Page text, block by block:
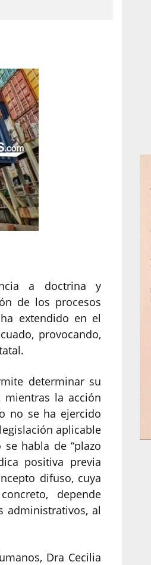
a doctrina y
de los procesos
extendido en el
provocando,
determinar su
la acción
no se ha ejercido
aplicable
habla de “plazo
positiva previa
difuso, cuya
depende
administrativos, al
Dra Cecilia